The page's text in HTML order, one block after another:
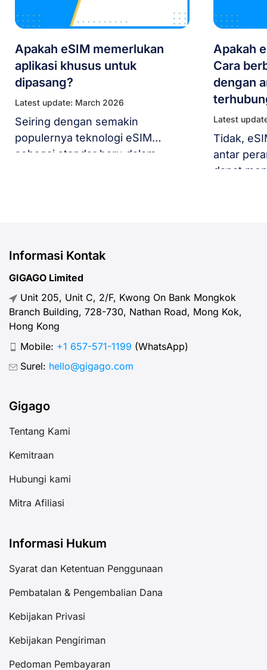
Apakah eSIM memerlukan
aplikasi khusus untuk
dipasang?
Latest update: March 2026
Seiring dengan semakin
populernya teknologi eSIM
sebagai standar baru dalam
perjalanan dan
menggunakan eSIM perjalanan,
aspek teknisnya mungkin terasa
agak membingungkan. Panduan
ini akan menjelaskan apakah
Anda benar-benar memerlukan
perangkat lunak tambahan hanya
Apakah
Cara
dengan
Latest
Tidak,
antar
dapat
didorong
Informasi Kontak
GIGAGO Limited
Unit 205, Unit C, 2/F, Kwong On Bank Mongkok
Branch Building, 728-730, Nathan Road, Mong Kok,
Hong Kong
Mobile: +1 657-571-1199 (WhatsApp)
Surel: hello@gigago.com
Gigago
Tentang Kami
Kemitraan
Hubungi kami
Mitra Afiliasi
Informasi Hukum
Syarat dan Ketentuan Penggunaan
Pembatalan & Pengembalian Dana
Kebijakan Privasi
Kebijakan Pengiriman
Pedoman Pembayaran